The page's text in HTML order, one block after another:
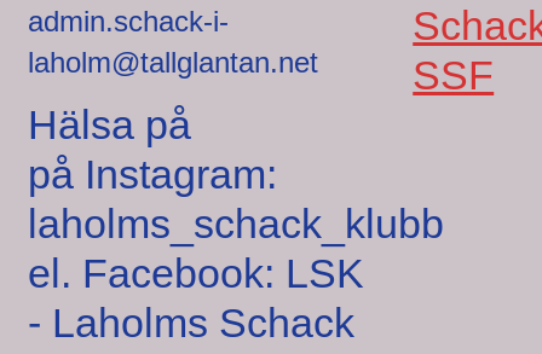
admin.schack-i-
laholm@tallglantan.net
Hälsa på
på Instagram:
laholms_schack_klubb
el. Facebook: LSK
- Laholms Schack
SSF